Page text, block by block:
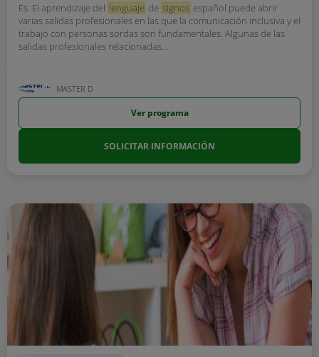
Es. El aprendizaje del lenguaje de signos español puede abrir
varias salidas profesionales en las que la comunicación inclusiva y el
trabajo con personas sordas son fundamentales. Algunas de las
salidas profesionales relacionadas...
MASTER D
Ver programa
SOLICITAR INFORMACIÓN